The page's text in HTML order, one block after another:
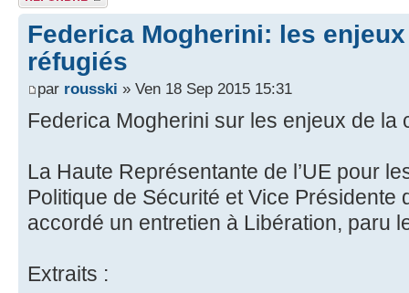
Federica Mogherini: les
réfugiés
par rousski » Ven 18 Sep 2015 15:31
Federica Mogherini sur les enjeux de la
La Haute Représentante de l’UE pour
Politique de Sécurité et Vice Présidente
accordé un entretien à Libération, paru
Extraits :